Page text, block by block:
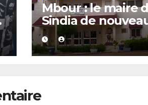
Mbour : le maire
Sindia de
arrêté